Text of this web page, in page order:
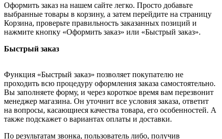
Оформить заказ на нашем сайте легко. Просто добавьте
выбранные товары в корзину, а затем перейдите на страницу
Корзина, проверьте правильность заказанных позиций и
нажмите кнопку «Оформить заказ» или «Быстрый заказ».
Быстрый заказ
Функция «Быстрый заказ» позволяет покупателю не
проходить всю процедуру оформления заказа самостоятельно.
Вы заполняете форму, и через короткое время вам перезвонит
менеджер магазина. Он уточнит все условия заказа, ответит
на вопросы, касающиеся качества товара, его особенностей. А
также подскажет о вариантах оплаты и доставки.
По результатам звонка, пользователь либо, получив